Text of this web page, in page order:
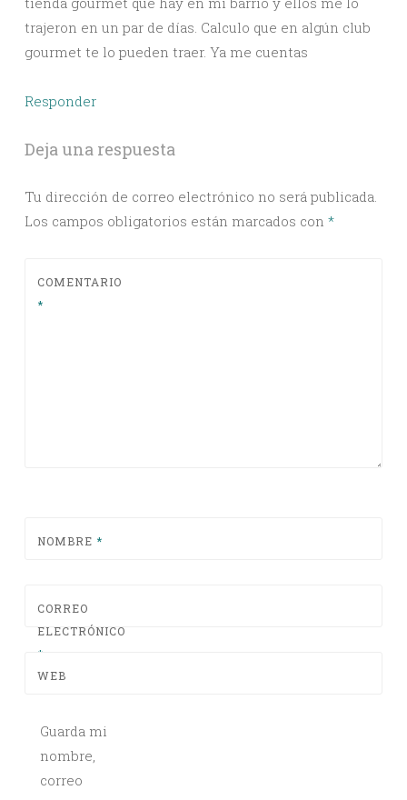
trajeron en un par de días. Calculo que en algún club
gourmet te lo pueden traer. Ya me cuentas
Responder
Deja una respuesta
Tu dirección de correo electrónico no será publicada.
Los campos obligatorios están marcados con *
COMENTARIO
*
NOMBRE *
CORREO
ELECTRÓNICO
*
WEB
Guarda mi
nombre,
correo